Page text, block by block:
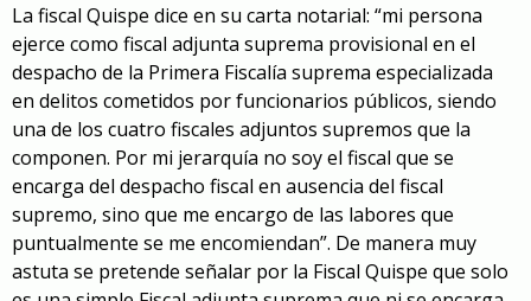
La fiscal Quispe dice en su carta notarial: “mi persona
ejerce como fiscal adjunta suprema provisional en el
despacho de la Primera Fiscalía suprema especializada
en delitos cometidos por funcionarios públicos, siendo
una de los cuatro fiscales adjuntos supremos que la
componen. Por mi jerarquía no soy el fiscal que se
encarga del despacho fiscal en ausencia del fiscal
supremo, sino que me encargo de las labores que
puntualmente se me encomiendan”. De manera muy
astuta se pretende señalar por la Fiscal Quispe que solo